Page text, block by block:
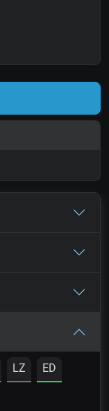
LZ ED